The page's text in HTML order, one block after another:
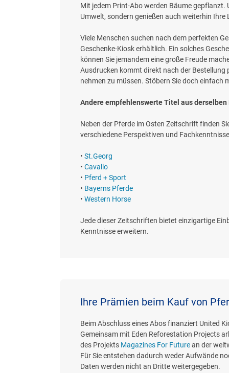
Mit jedem Print-Abo werden Bäume
Umwelt, sondern genießen auch weiterhin
Viele Menschen suchen nach dem perfekten
Geschenke-Kiosk erhältlich. Ein solches
können Sie jemandem eine große Freude
Ausdrucken kommt direkt nach der Bestellung
nehmen zu müssen. Stöbern Sie doch einfach
Andere empfehlenswerte Titel aus derselben
Neben der Pferde im Osten Zeitschrift finden
verschiedene Perspektiven und
• St.Georg
• Cavallo
• Pferd + Sport
• Bayerns Pferde
• Western Horse
Jede dieser Zeitschriften bietet einzigartige
Kenntnisse erweitern.
Ihre Prämien beim Kauf von
Beim Abschluss eines Abos finanziert United
Gemeinsam mit Eden Reforestation Projects
des Projekts Magazines For Futurean der
Für Sie entstehen dadurch weder Aufwände
Daten werden nicht an Dritte weitergegeben.